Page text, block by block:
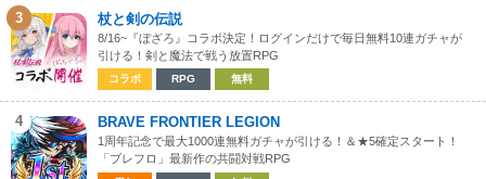
3 杖と剣の伝説
8/16~『ぼざろ』コラボ決定！ログインだけで毎日無料10連ガチャが
引ける！剣と魔法で戦う放置RPG
コラボ RPG 無料
4 BRAVE FRONTIER LEGION
1周年記念で最大1000連無料ガチャが引ける！＆★5確定スタート！
「ブレフロ」最新作の共闘対戦RPG